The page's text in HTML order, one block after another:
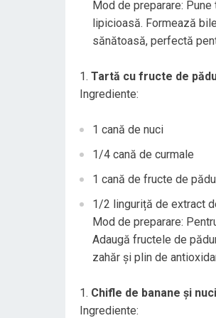
Mod de preparare:
lipicioasă. Formează
sănătoasă, perfectă
Tartă cu fructe de
Ingrediente:
1 cană de nuci
1/4 cană de curmale
1 cană de fructe de
1/2 linguriță de extract
Mod de preparare:
Adaugă fructele de
zahăr și plin de
Chifle de banane și nuci
Ingrediente: